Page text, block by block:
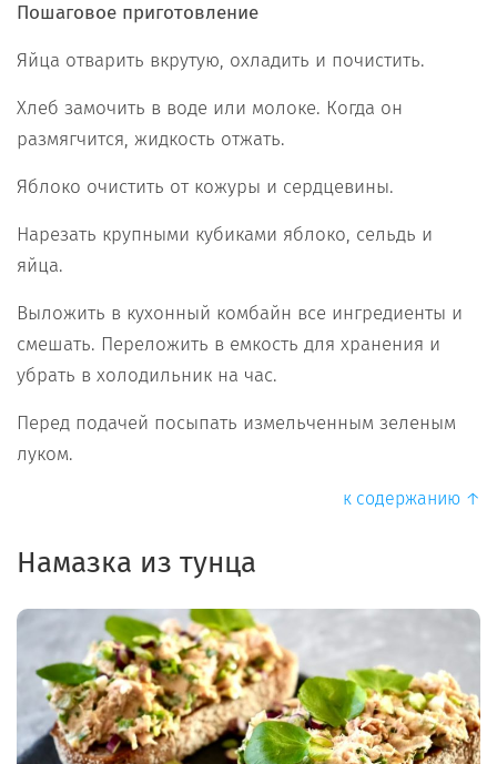
Пошаговое приготовление
Яйца отварить вкрутую, охладить и почистить.
Хлеб замочить в воде или молоке. Когда он
размягчится, жидкость отжать.
Яблоко очистить от кожуры и сердцевины.
Нарезать крупными кубиками яблоко, сельдь и
яйца.
Выложить в кухонный комбайн все ингредиенты и
смешать. Переложить в емкость для хранения и
убрать в холодильник на час.
Перед подачей посыпать измельченным зеленым
луком.
к содержанию ↑
Намазка из тунца